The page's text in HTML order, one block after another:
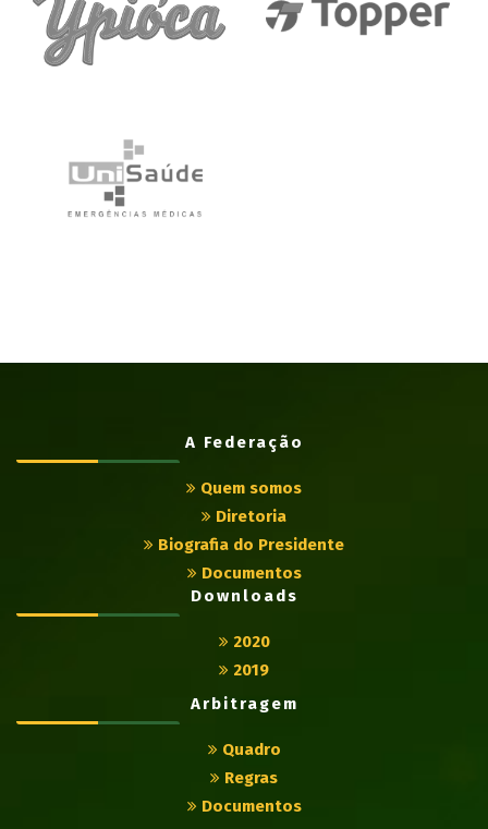
A Federação
Quem somos
Diretoria
Biografia do Presidente
Documentos
Downloads
2020
2019
Arbitragem
Quadro
Regras
Documentos